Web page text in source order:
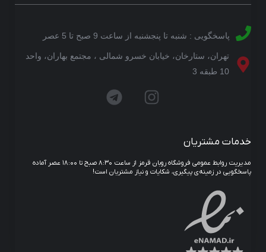
پاسخگویی : شنبه تا پنجشنبه از ساعت 9 صبح تا 5 عصر
تهران، ستارخان، خیابان خسرو شمالی ، مجتمع بهاران، واحد
10 طبقه 3
خدمات مشتریان
مدیریت روابط عمومی فروشگاه روبان قرمز از ساعت ۸:۳۰ صبح تا ۱۸:۰۰ عصر آماده
پاسخگویی در زمینه‌ی پیگیری، شکایات و نیاز مشتریان است!